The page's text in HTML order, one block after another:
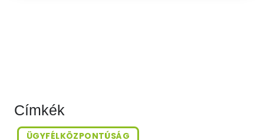
Címkék
ÜGYFÉLKÖZPONTÚSÁG